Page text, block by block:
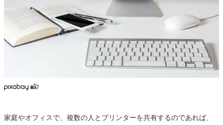
家庭やオフィスで、複数の人とプリンターを共有するのであれば、